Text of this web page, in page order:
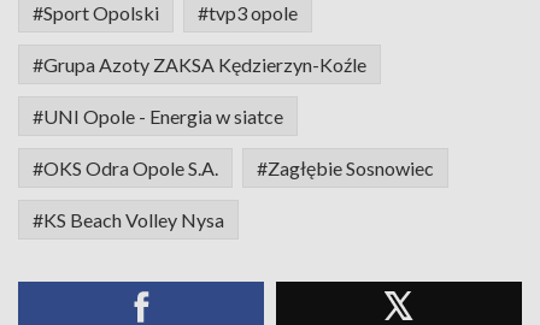
#Sport Opolski #tvp3 opole
#Grupa Azoty ZAKSA Kędzierzyn-Koźle
#UNI Opole - Energia w siatce
#OKS Odra Opole S.A. #Zagłębie Sosnowiec
#KS Beach Volley Nysa